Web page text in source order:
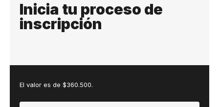
Inicia tu proceso de
inscripción
El valor es de $360.500.